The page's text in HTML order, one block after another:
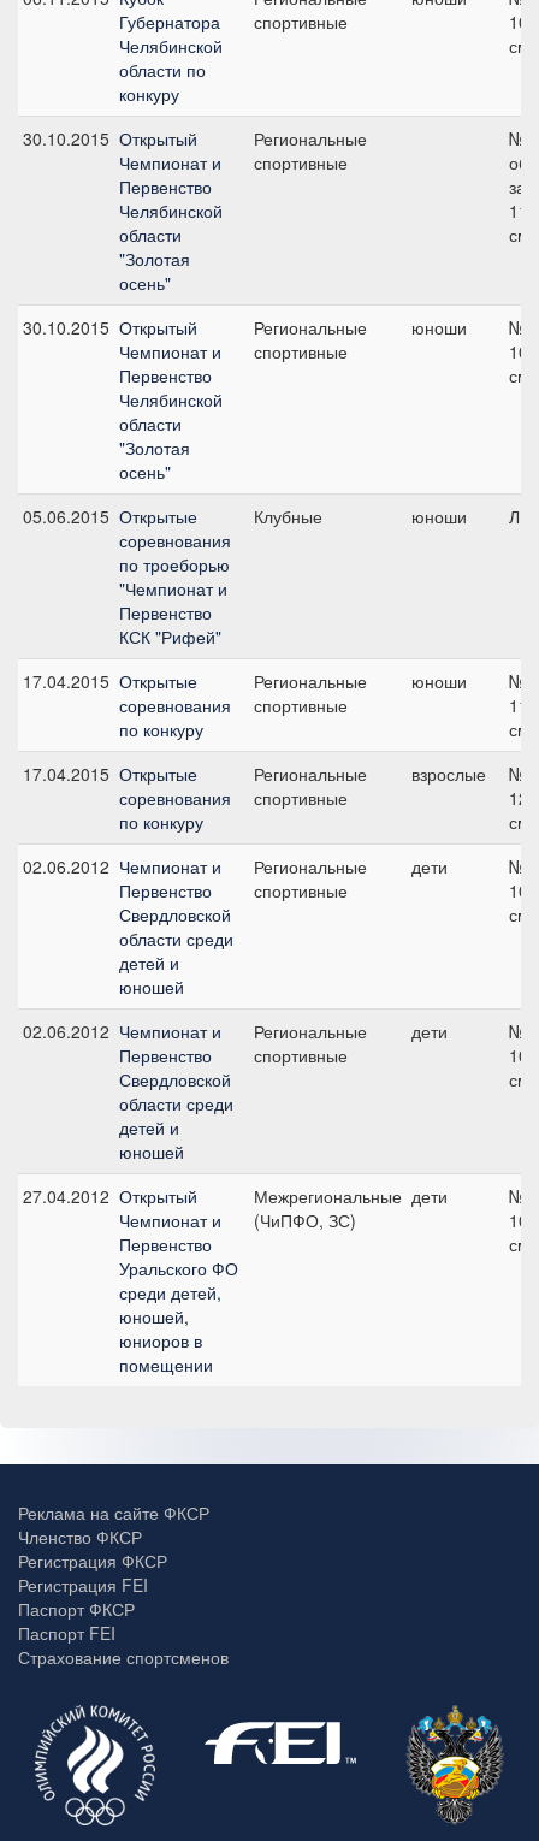
Губернатора
Челябинской
области по
конкуру
спортивные
100
см
30.10.2015 Открытый
Чемпионат и
Первенство
Челябинской
области
"Золотая
осень"
Региональные
спортивные
№3
115
см
30.10.2015 Открытый
Чемпионат и
Первенство
Челябинской
области
"Золотая
осень"
Региональные
спортивные
юноши
№2,
100
см
05.06.2015 Открытые
соревнования
по троеборью
"Чемпионат и
Первенство
КСК "Рифей"
Клубные юноши
17.04.2015 Открытые
соревнования
по конкуру
Региональные
спортивные
юноши
№2,
110
см
17.04.2015 Открытые
соревнования
по конкуру
Региональные
спортивные
взрослые
№3,
120
см
02.06.2012 Чемпионат и
Первенство
Свердловской
области среди
детей и
юношей
Региональные
спортивные
дети
№4,
100
см
02.06.2012 Чемпионат и
Первенство
Свердловской
области среди
детей и
юношей
Региональные
спортивные
дети
№2,
100
см
27.04.2012 Открытый
Чемпионат и
Первенство
Уральского ФО
среди детей,
юношей,
юниоров в
помещении
Межрегиональные
(ЧиПФО, ЗС)
дети
№2,
100
см
Реклама на сайте ФКСР
Членство ФКСР
Регистрация ФКСР
Регистрация FEI
Паспорт ФКСР
Паспорт FEI
Страхование спортсменов